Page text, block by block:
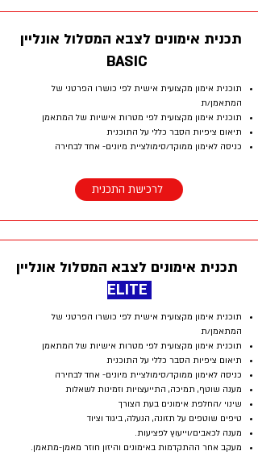
BASIC
תוכנית אימון מקצועית אישית לפי כושרו הפרטני של
המתאמן/ת
תוכנית אימון מקצועית לפי מטרות אישיות של המתאמן
תיאום ציפיות הסבר כללי על התוכנית
כניסה לאימון ממוקד/סימולציית מיונים- אחד לבחירה
לרכישת התכנית
ELITE
תוכנית אימון מקצועית אישית לפי כושרו הפרטני של
המתאמן/ת
תוכנית אימון מקצועית לפי מטרות אישיות של המתאמן
תיאום ציפיות הסבר כללי על התוכנית
כניסה לאימון ממוקד/סימולציית מיונים- אחד לבחירה
מענה שוטף, תמיכה, התייעצויות וזמינות לשאלות
שינוי /החלפת אימונים בעת הצורך
טיפים שוטפים על תזונה, הנעלה, ביגוד וציוד
מענה לכאבים/וייעוץ לפציעות.
מעקב אחר ההתקדמות באימונים והיזון חוזר מאמן-מתאמן.